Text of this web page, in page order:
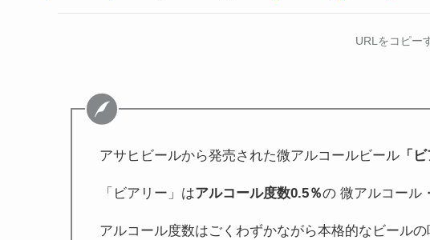
URLをコピー
アサヒビールから発売された微アルコールビール 「
「ビアリー」はアルコール度数0.5％の 微アルコール
アルコール度数はごくわずかながら本格的なビールの